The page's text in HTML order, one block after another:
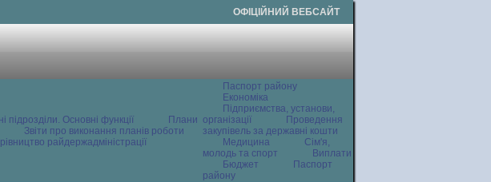
ОФІЦІЙНИЙ ВЕБСАЙТ
підрозділи. Основні функції
Плани
Звіти про виконання планів роботи
райдержадміністрації
Паспорт району
Економіка
Підприємства, установи,
організації
Проведення
закупівель за державні кошти
Медицина
Сім'я,
молодь та спорт
Виплати
Бюджет
Паспорт
району